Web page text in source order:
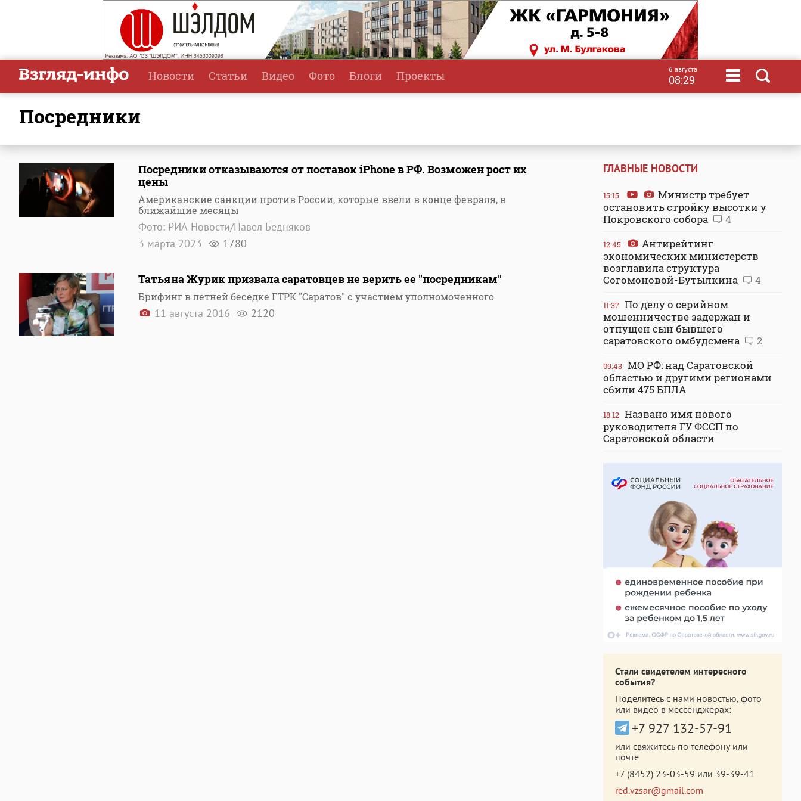
Новости Статьи Видео Фото Блоги Проекты 6 августа
08:29
посредники
Посредники отказываются от поставок iPhone в РФ. Возможен рост их
цены
Американские санкции против России, которые ввели в конце февраля, в
ближайшие месяцы
Фото: РИА Новости/Павел Бедняков
3 марта 2023
1780
Татьяна Журик призвала саратовцев не верить ее "посредникам"
Брифинг в летней беседке ГТРК "Саратов" с участием уполномоченного
11 августа 2016 2120
ГЛАВНЫЕ НОВОСТИ
15:15
Министр требует
остановить стройку высотки у
Покровского собора
4
12:45
Антирейтинг
экономических министерств
возглавила структура
Согомоновой-Бутылкина
4
11:37 По делу о серийном
мошенничестве задержан и
отпущен сын бывшего
саратовского омбудсмена
2
09:43 МО РФ: над Саратовской
областью и другими регионами
сбили 475 БПЛА
18:12 Названо имя нового
руководителя ГУ ФССП по
Саратовской области
Стали свидетелем интересного
события?
Поделитесь с нами новостью, фото
или видео в мессенджерах:
+7 927 132-57-91
или свяжитесь по телефону или
почте
+7 (8452) 23-03-59 или 39-39-41
red.vzsar@gmail.com